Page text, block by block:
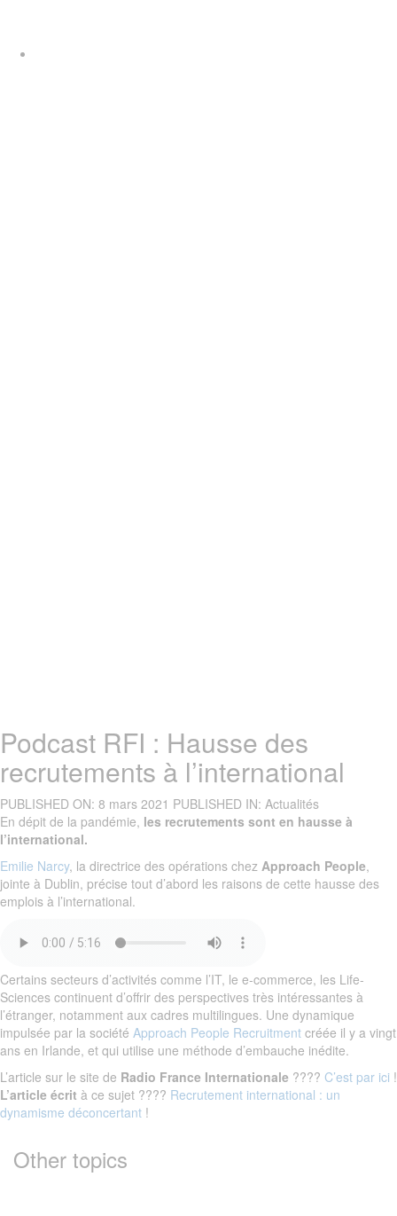
navigation
Podcast RFI : Hausse des
recrutements à l’international
PUBLISHED ON: 8 mars 2021 PUBLISHED IN: Actualités
En dépit de la pandémie, les recrutements sont en hausse à
l’international.
Emilie Narcy, la directrice des opérations chez Approach People,
jointe à Dublin, précise tout d’abord les raisons de cette hausse des
emplois à l’international.
Certains secteurs d’activités comme l’IT, le e-commerce, les Life-
Sciences continuent d’offrir des perspectives très intéressantes à
l’étranger, notamment aux cadres multilingues. Une dynamique
impulsée par la société Approach People Recruitment créée il y a vingt
ans en Irlande, et qui utilise une méthode d’embauche inédite.
L’article sur le site de Radio France Internationale ???? C’est par ici !
L’article écrit à ce sujet ???? Recrutement international : un
dynamisme déconcertant !
Other topics